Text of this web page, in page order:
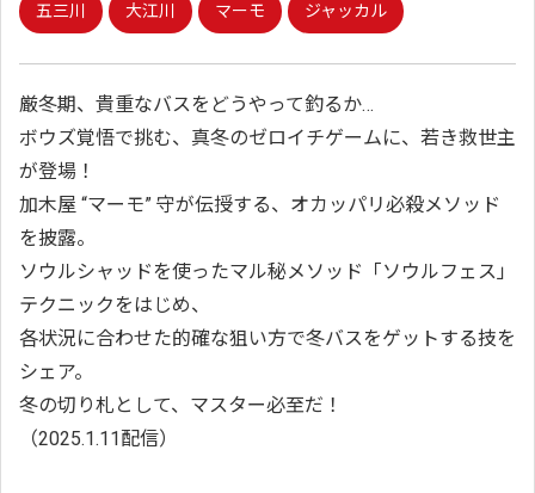
五三川 大江川 マーモ ジャッカル
厳冬期、貴重なバスをどうやって釣るか…
ボウズ覚悟で挑む、真冬のゼロイチゲームに、若き救世主
が登場！
加木屋 “マーモ” 守が伝授する、オカッパリ必殺メソッド
を披露。
ソウルシャッドを使ったマル秘メソッド「ソウルフェス」
テクニックをはじめ、
各状況に合わせた的確な狙い方で冬バスをゲットする技を
シェア。
冬の切り札として、マスター必至だ！
（2025.1.11配信）